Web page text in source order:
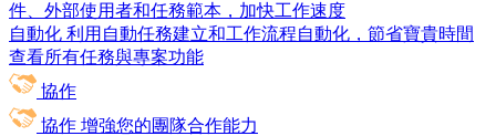
件、外部使用者和任務範本，加快工作速度
自動化 利用自動任務建立和工作流程自動化，節省寶貴時間
查看所有任務與專案功能
協作
協作 增強您的團隊合作能力